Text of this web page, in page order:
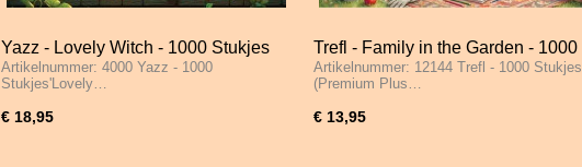
Yazz - Lovely Witch - 1000 Stukjes
Artikelnummer: 4000 Yazz - 1000
Stukjes'Lovely…
€ 18,95
Trefl - Family in the Garden - 1000
Stukjes
Artikelnummer: 12144 Trefl - 1000 Stukjes
(Premium Plus…
€ 13,95